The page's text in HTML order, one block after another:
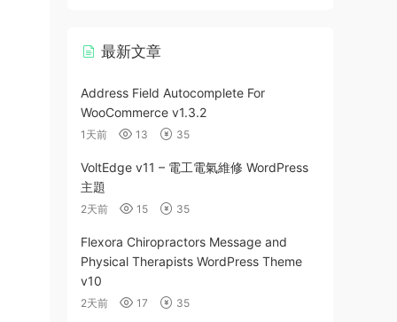
最新文章
Address Field Autocomplete For
WooCommerce v1.3.2
1天前 13 35
VoltEdge v11 – 電工電氣維修 WordPress
主題
2天前 15 35
Flexora Chiropractors Message and
Physical Therapists WordPress Theme
v10
2天前 17 35